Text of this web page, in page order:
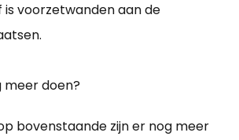
voorzetwanden aan de
meer doen?
bovenstaande zijn er nog meer